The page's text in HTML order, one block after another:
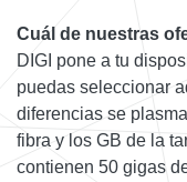
Cuál de nuestras
DIGI pone a tu
puedas seleccionar
diferencias se
fibra y los GB de la
contienen 50 gigas